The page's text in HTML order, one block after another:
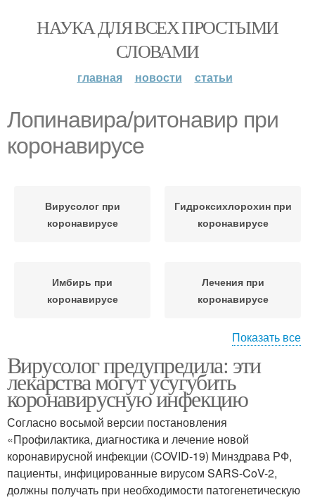
НАУКА ДЛЯ ВСЕХ ПРОСТЫМИ
СЛОВАМИ
главная новости статьи
Лопинавира/ритонавир при
коронавирусе
Вирусолог при
коронавирусе
Гидроксихлорохин при
коронавирусе
Имбирь при
коронавирусе
Лечения при
коронавирусе
опасных лекарств
Показать все
Вирусолог предупредила: эти
лекарства могут усугубить
коронавирусную инфекцию
Согласно восьмой версии постановления
«Профилактика, диагностика и лечение новой
коронавирусной инфекции (COVID-19) Минздрава РФ,
пациенты, инфицированные вирусом SARS-CoV-2,
должны получать при необходимости патогенетическую